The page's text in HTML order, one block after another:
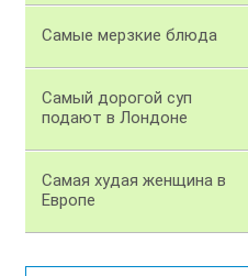
Самые мерзкие блюда
Самый дорогой суп
подают в Лондоне
Самая худая женщина в
Европе